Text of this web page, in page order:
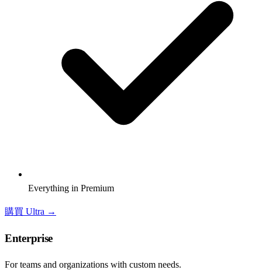
Everything in Premium
購買 Ultra →
Enterprise
For teams and organizations with custom needs.